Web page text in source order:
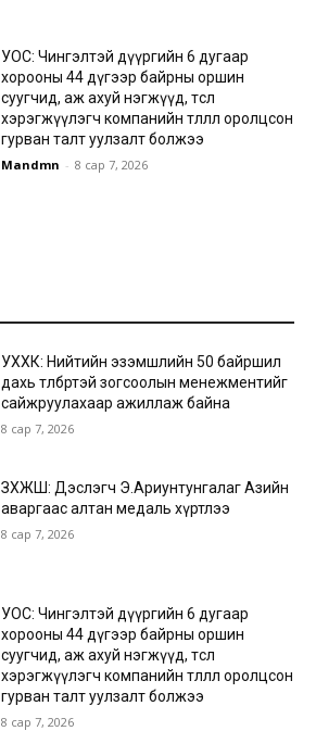
УОС: Чингэлтэй дүүргийн 6 дугаар
хорооны 44 дүгээр байрны оршин
суугчид, аж ахуй нэгжүүд, төсөл
хэрэгжүүлэгч компанийн төлөөлөл оролцсон
гурван талт уулзалт болжээ
Mandmn - 8 сар 7, 2026
УХХК: Нийтийн эзэмшлийн 50 байршил
дахь төлбөртэй зогсоолын менежментийг
сайжруулахаар ажиллаж байна
8 сар 7, 2026
ЗХЖШ: Дэслэгч Э.Ариунтунгалаг Азийн
аваргаас алтан медаль хүртлээ
8 сар 7, 2026
УОС: Чингэлтэй дүүргийн 6 дугаар
хорооны 44 дүгээр байрны оршин
суугчид, аж ахуй нэгжүүд, төсөл
хэрэгжүүлэгч компанийн төлөөлөл оролцсон
гурван талт уулзалт болжээ
8 сар 7, 2026